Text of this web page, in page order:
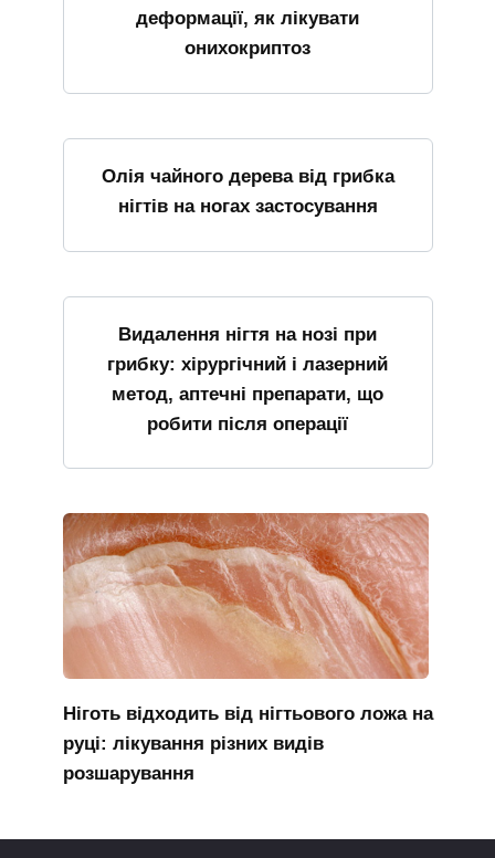
деформації, як лікувати
онихокриптоз
Олія чайного дерева від грибка
нігтів на ногах застосування
Видалення нігтя на нозі при
грибку: хірургічний і лазерний
метод, аптечні препарати, що
робити після операції
Ніготь відходить від нігтьового ложа на
руці: лікування різних видів
розшарування